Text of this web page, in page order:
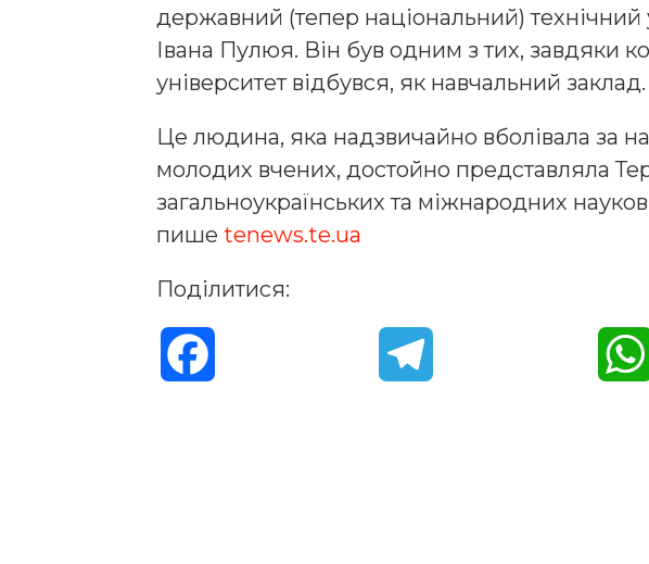
державний (тепер національний) технічний
Івана Пулюя. Він був одним з тих, завдяки
університет відбувся, як навчальний заклад.
Це людина, яка надзвичайно вболівала за
молодих вчених, достойно представляла
загальноукраїнських та міжнародних
пише tenews.te.ua
Поділитися: